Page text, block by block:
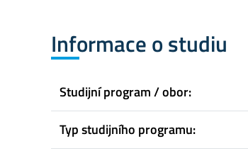
Informace o studiu
Studijní program / obor:
Typ studijního programu: